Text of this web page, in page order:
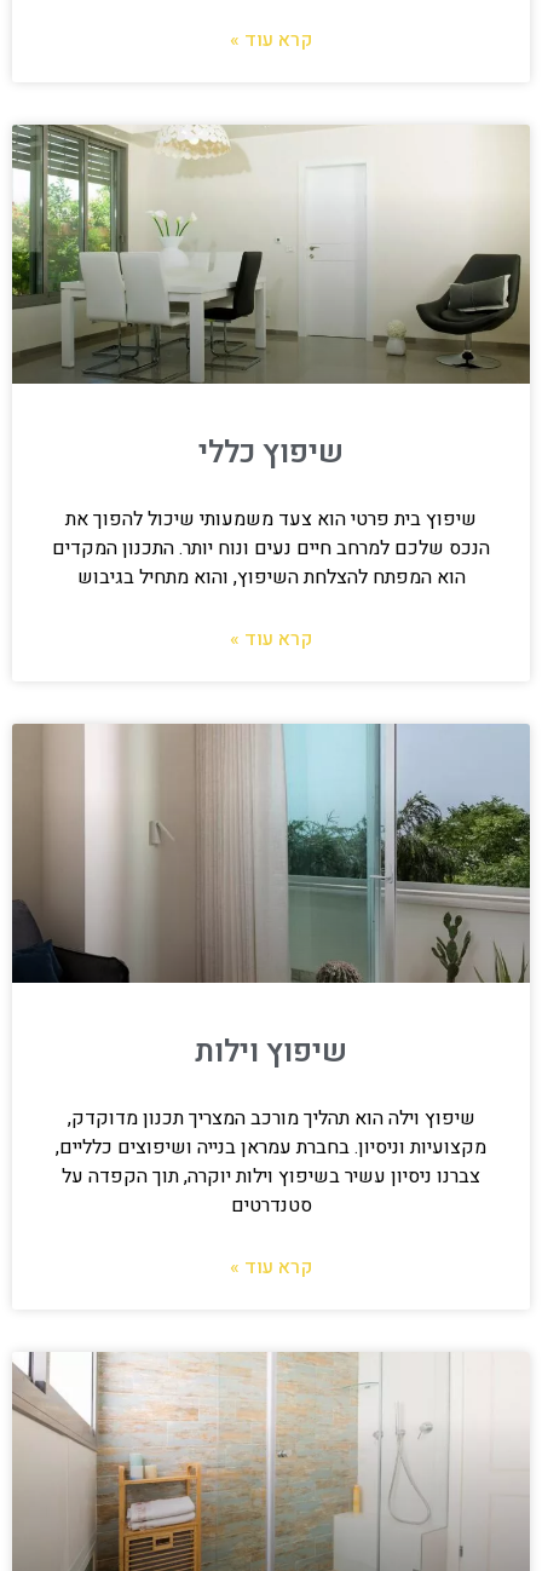
קרא עוד »
שיפוץ כללי
שיפוץ בית פרטי הוא צעד משמעותי שיכול להפוך את
הנכס שלכם למרחב חיים נעים ונוח יותר. התכנון המקדים
הוא המפתח להצלחת השיפוץ, והוא מתחיל בגיבוש
קרא עוד »
שיפוץ וילות
שיפוץ וילה הוא תהליך מורכב המצריך תכנון מדוקדק,
מקצועיות וניסיון. בחברת עמראן בנייה ושיפוצים כלליים,
צברנו ניסיון עשיר בשיפוץ וילות יוקרה, תוך הקפדה על
סטנדרטים
קרא עוד »